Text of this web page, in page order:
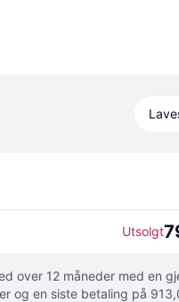
Utsolgt
over 12 måneder med en
og en siste betaling på